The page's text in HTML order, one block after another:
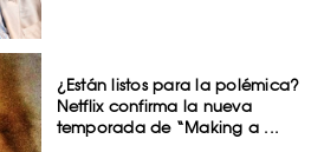
¿Están listos para la polémica?
Netflix confirma la nueva
temporada de “Making a ...